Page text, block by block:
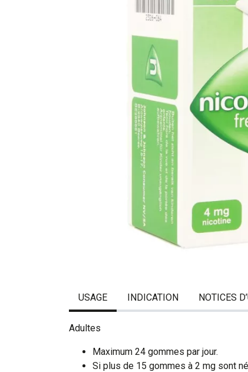
USAGE INDICATION NOTICES
Adultes
Maximum 24 gommes par jour.
Si plus de 15 gommes à 2 mg sont